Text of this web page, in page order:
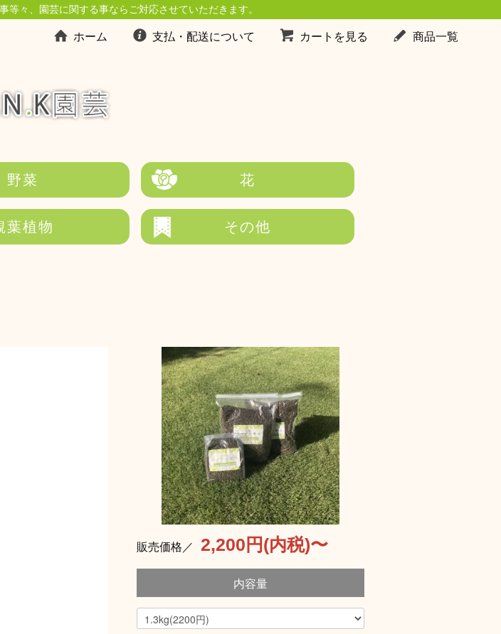
々、園芸に関する事ならご対応させていただきます。
ホーム 支払・配送について カートを見る 商品一覧
野菜 花
葉植物 その他
販売価格／ 2,200円(内税)〜
内容量